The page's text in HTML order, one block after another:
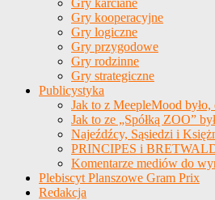
Gry kooperacyjne
Gry logiczne
Gry przygodowe
Gry rodzinne
Gry strategiczne
Publicystyka
Jak to z MeepleMood
Jak to ze „Spółką ZOO”
Najeźdźcy, Sąsiedzi i
PRINCIPES i
Komentarze mediów do
Plebiscyt Planszowe Gram Prix
Redakcja